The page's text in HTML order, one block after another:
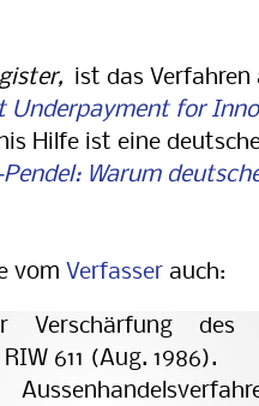
ist das Verfahren
Underpayment for
Hilfe ist eine
Warum
vom Verfasser auch:
Verschärfung des
611 (Aug. 1986).